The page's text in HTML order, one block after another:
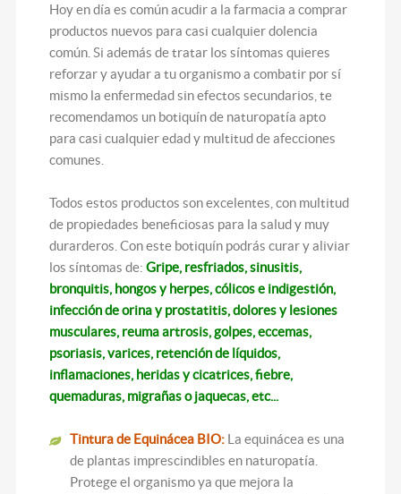
Hoy en día es común acudir a la farmacia a comprar
productos nuevos para casi cualquier dolencia
común. Si además de tratar los síntomas quieres
reforzar y ayudar a tu organismo a combatir por sí
mismo la enfermedad sin efectos secundarios, te
recomendamos un botiquín de naturopatía apto
para casi cualquier edad y multitud de afecciones
comunes.
Todos estos productos son excelentes, con multitud
de propiedades beneficiosas para la salud y muy
durarderos. Con este botiquín podrás curar y aliviar
los síntomas de:Gripe, resfriados, sinusitis,
bronquitis, hongos y herpes, cólicos e indigestión,
infección de orina y prostatitis, dolores y lesiones
musculares, reuma artrosis, golpes, eccemas,
psoriasis, varices, retención de líquidos,
inflamaciones, heridas y cicatrices, fiebre,
quemaduras, migrañas o jaquecas, etc...
Tintura de Equinácea BIO: La equinácea es una
de plantas imprescindibles en naturopatía.
Protege el organismo ya que mejora la